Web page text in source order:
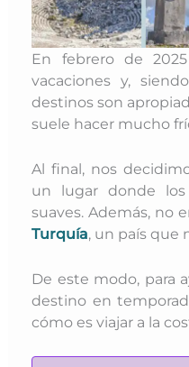
En febrero de
vacaciones y,
destinos son
suele hacer mucho
Al final, nos
un lugar donde
suaves. Además, no
Turquía, un país que
De este modo, para
destino en
cómo es viajar a la